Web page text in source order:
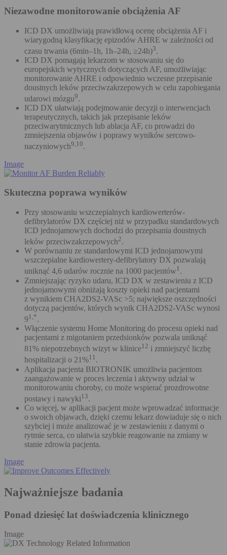
Niezawodne monitorowanie obciążenia AF
ICD DX umożliwiają prawidłową ocenę obciążenia AF i
wiarygodną klasyfikację epizodów AHRE w zależności od
czasu trwania (6min–1h, 1h–24h, ≥24h)3.
ICD DX pomagają lekarzom w stosowaniu się do
europejskich wytycznych dotyczących AF, umożliwiając
monitorowanie AHRE i odpowiednio wczesne przepisanie
doustnych leków przeciwzakrzepowych w celu zapobiegania
udarowi mózgu9.
ICD DX ułatwiają podejmowanie decyzji o interwencjach
terapeutycznych, takich jak przepisanie leków
przeciwarytmicznych lub ablacja AF, co prowadzi do
zmniejszenia objawów i poprawy wyników sercowo-
naczyniowych9,10.
Image
Skuteczna poprawa wyników
Przy stosowaniu wszczepialnych kardiowerterów-
defibrylatorów DX częściej niż w przypadku standardowych
ICD jednojamowych dochodzi do przepisania doustnych
leków przeciwzakrzepowych2.
W porównaniu ze standardowymi ICD jednojamowymi
wszczepialne kardiowertery-defibrylatory DX pozwalają
uniknąć 4,6 udarów rocznie na 1000 pacjentów1 .
Zmniejszając ryzyko udaru, ICD DX w zestawieniu z ICD
jednojamowymi obniżają koszty opieki nad pacjentami
z wynikiem CHA2DS2-VASc >5; największe oszczędności
dotyczą pacjentów, których wynik CHA2DS2-VASc wynosi
91,*.
Włączenie systemu Home Monitoring do procesu opieki nad
pacjentami z migotaniem przedsionków pozwala uniknąć
81% niepotrzebnych wizyt w klinice12 i zmniejszyć liczbę
hospitalizacji o 21%11 .
Aplikacja pacjenta BIOTRONIK umożliwia pacjentom
zaangażowanie w proces leczenia i aktywny udział w
monitorowaniu choroby, co może wspierać prozdrowotne
postawy i nawyki13.
Co więcej, w aplikacji pacjent może wprowadzać informacje
o swoich objawach, dzięki czemu lekarz dowiaduje się o nich
szybciej i może analizować je w zestawieniu z danymi o
rytmie serca, co ułatwia szybkie reagowanie na zmiany w
stanie zdrowia pacjenta.
Image
Najważniejsze badania
Ponad dziesięć lat doświadczenia klinicznego
Image